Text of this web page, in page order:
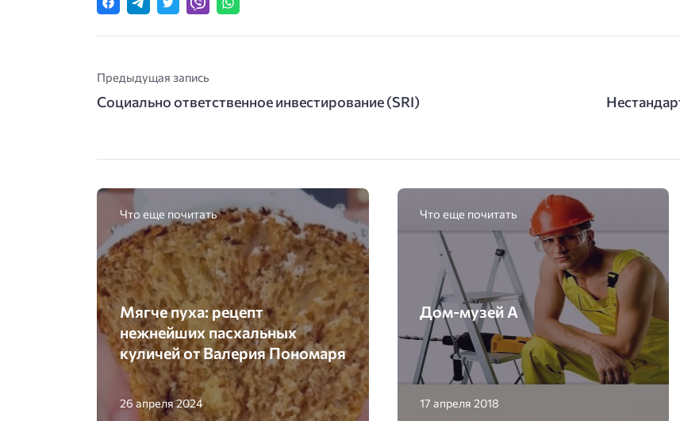
Предыдущая запись
Социально ответственное инвестирование (SRI)
Что еще почитать
Мягче пуха: рецепт
нежнейших пасхальных
куличей от Валерия Пономаря
26 апреля 2024
Что еще почитать
Дом-музей А
17 апреля 2018